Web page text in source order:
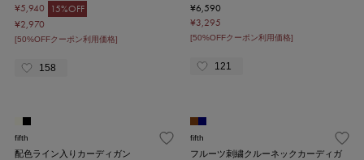
¥5,940
15%OFF
¥2,970
[50%OFFクーポン利用価格]
158
¥6,590
¥3,295
[50%OFFクーポン利用価格]
121
fifth
配色ライン入りカーディガン
fifth
フルーツ刺繍クルーネックカーディガ